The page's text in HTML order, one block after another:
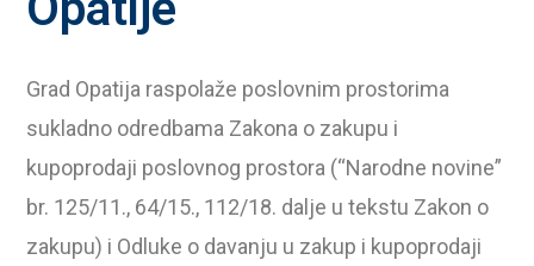
Grad Opatija raspolaže poslovnim prostorima
sukladno odredbama Zakona o zakupu i
kupoprodaji poslovnog prostora (“Narodne novine”
br. 125/11., 64/15., 112/18. dalje u tekstu Zakon o
zakupu) i Odluke o davanju u zakup i kupoprodaji